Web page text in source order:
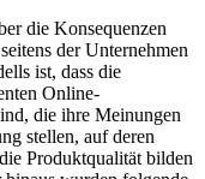
die Konsequenzen
der Unternehmen
ist, dass die
Online-
die ihre Meinungen
stellen, auf deren
Produktqualität bilden